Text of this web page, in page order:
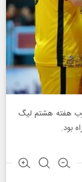
هفته هشتم لیگ
بود.